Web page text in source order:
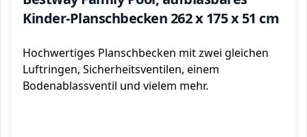
Kinder-Planschbecken 262 x 175 x 51 cm
Hochwertiges Planschbecken mit zwei gleichen
Luftringen, Sicherheitsventilen, einem
Bodenablassventil und vielem mehr.